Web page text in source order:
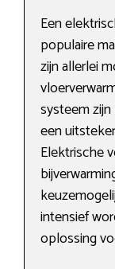
Een
populaire
zijn allerlei
systeem
een
Elektrische
intensief
oplossing